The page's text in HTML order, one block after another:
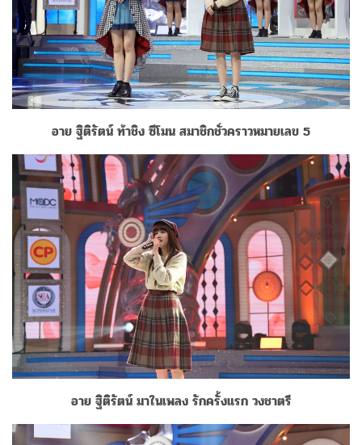
อาย ฐิติรัตน์ ท้าชิง ซีโมน สมาชิกชั่วคราวหมายเลข 5
อาย ฐิติรัตน์ มาในเพลง รักครั้งแรก วงชาตรี